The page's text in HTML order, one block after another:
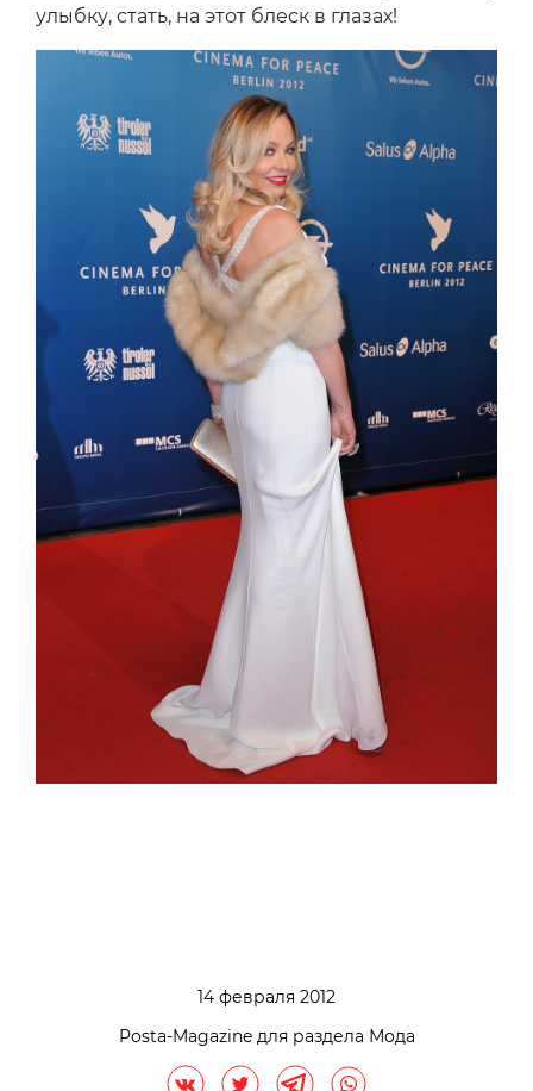
улыбку, стать, на этот блеск в глазах!
14 февраля 2012
Posta-Magazine для раздела Мода